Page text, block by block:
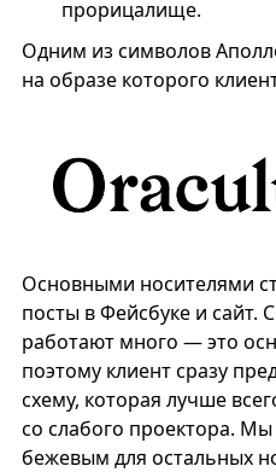
прорицалище.
Одним из символов
на образе которого
Основными носителями
посты в Фейсбуке и сайт.
работают много — это
поэтому клиент сразу
схему, которая лучше
со слабого проектора.
бежевым для остальных